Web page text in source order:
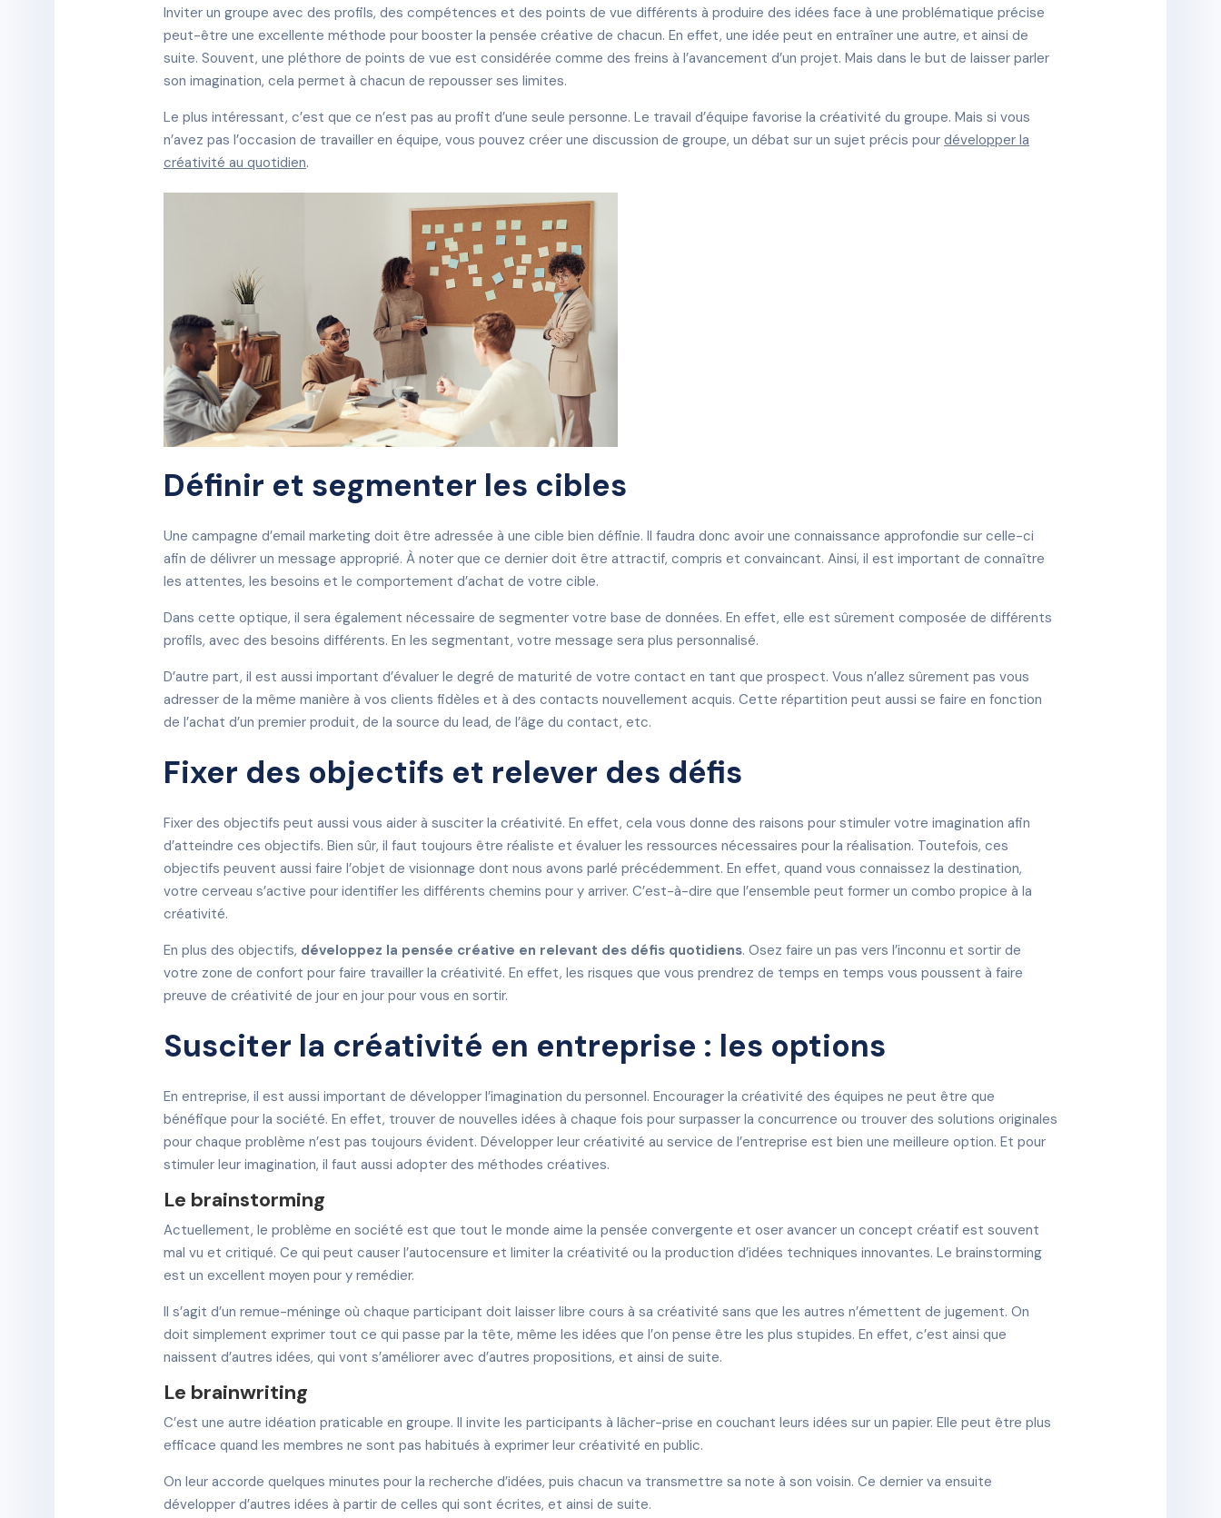
Inviter un groupe avec des profils, des compétences et des points de vue différents à produire des idées face à une problématique précise
peut-être une excellente méthode pour booster la pensée créative de chacun. En effet, une idée peut en entraîner une autre, et ainsi de
suite. Souvent, une pléthore de points de vue est considérée comme des freins à l’avancement d’un projet. Mais dans le but de laisser parler
son imagination, cela permet à chacun de repousser ses limites.
Le plus intéressant, c’est que ce n’est pas au profit d’une seule personne. Le travail d’équipe favorise la créativité du groupe. Mais si vous
n’avez pas l’occasion de travailler en équipe, vous pouvez créer une discussion de groupe, un débat sur un sujet précis pour développer la
créativité au quotidien.
Définir et segmenter les cibles
Une campagne d’email marketing doit être adressée à une cible bien définie. Il faudra donc avoir une connaissance approfondie sur celle-ci
afin de délivrer un message approprié. À noter que ce dernier doit être attractif, compris et convaincant. Ainsi, il est important de connaître
les attentes, les besoins et le comportement d’achat de votre cible.
Dans cette optique, il sera également nécessaire de segmenter votre base de données. En effet, elle est sûrement composée de différents
profils, avec des besoins différents. En les segmentant, votre message sera plus personnalisé.
D’autre part, il est aussi important d’évaluer le degré de maturité de votre contact en tant que prospect. Vous n’allez sûrement pas vous
adresser de la même manière à vos clients fidèles et à des contacts nouvellement acquis. Cette répartition peut aussi se faire en fonction
de l’achat d’un premier produit, de la source du lead, de l’âge du contact, etc.
Fixer des objectifs et relever des défis
Fixer des objectifs peut aussi vous aider à susciter la créativité. En effet, cela vous donne des raisons pour stimuler votre imagination afin
d’atteindre ces objectifs. Bien sûr, il faut toujours être réaliste et évaluer les ressources nécessaires pour la réalisation. Toutefois, ces
objectifs peuvent aussi faire l’objet de visionnage dont nous avons parlé précédemment. En effet, quand vous connaissez la destination,
votre cerveau s’active pour identifier les différents chemins pour y arriver. C’est-à-dire que l’ensemble peut former un combo propice à la
créativité.
En plus des objectifs, développez la pensée créative en relevant des défis quotidiens. Osez faire un pas vers l’inconnu et sortir de
votre zone de confort pour faire travailler la créativité. En effet, les risques que vous prendrez de temps en temps vous poussent à faire
preuve de créativité de jour en jour pour vous en sortir.
Susciter la créativité en entreprise : les options
En entreprise, il est aussi important de développer l’imagination du personnel. Encourager la créativité des équipes ne peut être que
bénéfique pour la société. En effet, trouver de nouvelles idées à chaque fois pour surpasser la concurrence ou trouver des solutions originales
pour chaque problème n’est pas toujours évident. Développer leur créativité au service de l’entreprise est bien une meilleure option. Et pour
stimuler leur imagination, il faut aussi adopter des méthodes créatives.
Le brainstorming
Actuellement, le problème en société est que tout le monde aime la pensée convergente et oser avancer un concept créatif est souvent
mal vu et critiqué. Ce qui peut causer l’autocensure et limiter la créativité ou la production d’idées techniques innovantes. Le brainstorming
est un excellent moyen pour y remédier.
Il s’agit d’un remue-méninge où chaque participant doit laisser libre cours à sa créativité sans que les autres n’émettent de jugement. On
doit simplement exprimer tout ce qui passe par la tête, même les idées que l’on pense être les plus stupides. En effet, c’est ainsi que
naissent d’autres idées, qui vont s’améliorer avec d’autres propositions, et ainsi de suite.
Le brainwriting
C’est une autre idéation praticable en groupe. Il invite les participants à lâcher-prise en couchant leurs idées sur un papier. Elle peut être plus
efficace quand les membres ne sont pas habitués à exprimer leur créativité en public.
On leur accorde quelques minutes pour la recherche d’idées, puis chacun va transmettre sa note à son voisin. Ce dernier va ensuite
développer d’autres idées à partir de celles qui sont écrites, et ainsi de suite.